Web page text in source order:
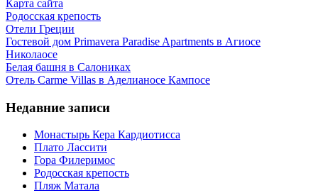
Карта сайта
Родосская крепость
Отели Греции
Гостевой дом Primavera Paradise Apartments в Агиосе
Николаосе
Белая башня в Салониках
Отель Carme Villas в Аделианосе Кампосе
Недавние записи
Монастырь Кера Кардиотисса
Плато Лассити
Гора Филеримос
Родосская крепость
Пляж Матала